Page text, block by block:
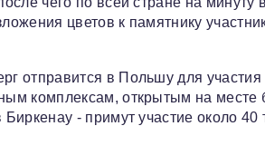
цветов к памятнику
отправится в Польшу для
комплексам, открытым на
- примут участие около 40